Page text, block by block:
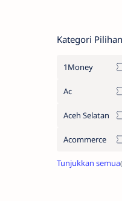
Kategori Pilihan
1Money
Ac
Aceh Selatan
Acommerce